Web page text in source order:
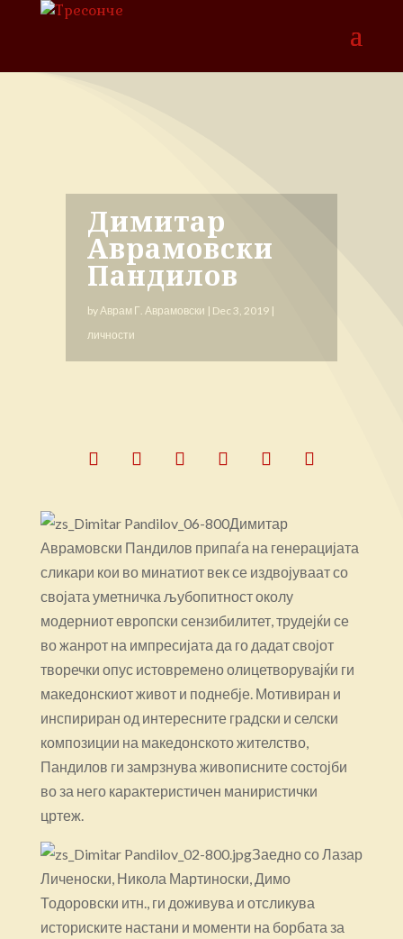
Димитар
Аврамовски
Пандилов
byАврам Г. Аврамовски | Dec 3, 2019 |
личности
Димитар
Аврамовски Пандилов припаѓа на генерацијата
сликари кои во минатиот век се издвојуваат со
својата уметничка љубопитност околу
модерниот европски сензибилитет, трудејќи се
во жанрот на импресијата да го дадат својот
творечки опус истовремено олицетворувајќи ги
македонскиот живот и поднебје. Мотивиран и
инспириран од интересните градски и селски
композиции на македонското жителство,
Пандилов ги замрзнува живописните состојби
во за него карактеристичен маниристички
цртеж.
Заедно со Лазар
Личеноски, Никола Мартиноски, Димо
Тодоровски итн., ги доживува и отсликува
историските настани и моменти на борбата за